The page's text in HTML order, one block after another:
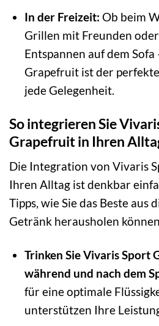
In der Freizeit: Ob beim
Grillen mit Freunden
Entspannen auf dem
Grapefruit ist der
jede Gelegenheit.
So integrieren Sie
Grapefruit in Ihren
Die Integration von Vivaris
Ihren Alltag ist denkbar
Tipps, wie Sie das Beste aus
Getränk herausholen
Trinken Sie Vivaris Sport
während und nach dem
für eine optimale
unterstützen Ihre